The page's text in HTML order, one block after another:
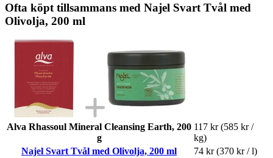
Ofta köpt tillsammans med Najel Svart Tvål med
Olivolja, 200 ml
Alva Rhassoul Mineral Cleansing Earth, 200
g
117 kr (585 kr /
kg)
Najel Svart Tvål med Olivolja, 200 ml
74 kr (370 kr / l)